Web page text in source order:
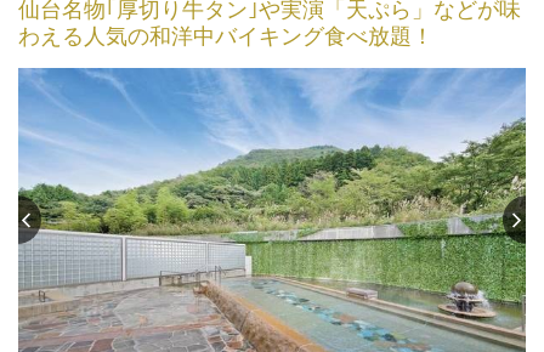
仙台名物｢厚切り牛タン｣や実演「天ぷら」などが味
わえる人気の和洋中バイキング食べ放題！